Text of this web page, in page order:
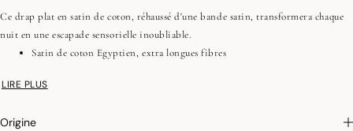
Ce drap plat en satin de coton, réhaussé d'une bande satin, transformera chaque
nuit en une escapade sensorielle inoubliable.
Satin de coton Egyptien, extra longues fibres
LIRE PLUS
Origine